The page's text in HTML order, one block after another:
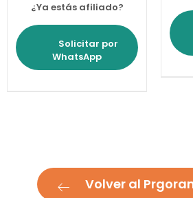
¿Ya estás afiliado?
Solicitar por
WhatsApp
Volver al